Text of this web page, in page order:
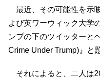
最近、その可能性を示
よび英ワーウィック大学
ンプの下のツイッターと
Crime Under Trump)』と
それによると、二人は